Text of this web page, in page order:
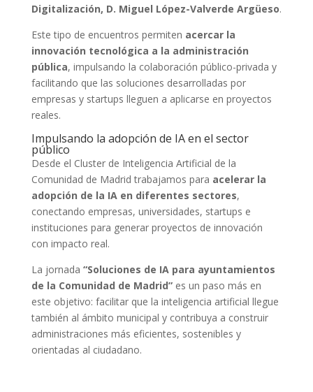
Digitalización, D. Miguel López-Valverde Argüeso.
Este tipo de encuentros permiten acercar la
innovación tecnológica a la administración
pública, impulsando la colaboración público-privada y
facilitando que las soluciones desarrolladas por
empresas y startups lleguen a aplicarse en proyectos
reales.
Impulsando la adopción de IA en el sector
público
Desde el Cluster de Inteligencia Artificial de la
Comunidad de Madrid trabajamos para acelerar la
adopción de la IA en diferentes sectores,
conectando empresas, universidades, startups e
instituciones para generar proyectos de innovación
con impacto real.
La jornada “Soluciones de IA para ayuntamientos
de la Comunidad de Madrid”es un paso más en
este objetivo: facilitar que la inteligencia artificial llegue
también al ámbito municipal y contribuya a construir
administraciones más eficientes, sostenibles y
orientadas al ciudadano.